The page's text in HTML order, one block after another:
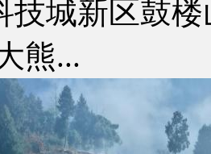
技城新区鼓
熊...